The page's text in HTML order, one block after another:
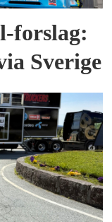
forslag:
Sverige